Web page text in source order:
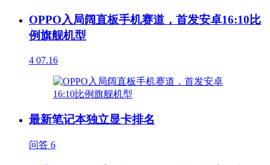
OPPO入局阔直板手机赛道，首发安卓16:10比
例旗舰机型
4 07.16
最新笔记本独立显卡排名
问答 6